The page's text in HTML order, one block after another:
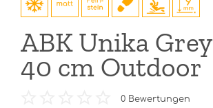
ABK Unika
40 cm Outdoor
0 Bewertungen